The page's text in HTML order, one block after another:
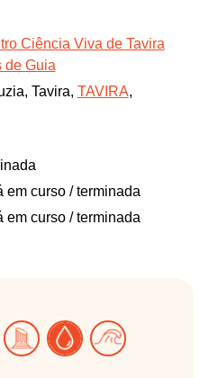
Ciência Viva de Tavira
de Guia
Tavira, TAVIRA,
em curso / terminada
em curso / terminada